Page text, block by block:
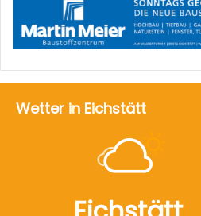
Wetter in Eichstätt